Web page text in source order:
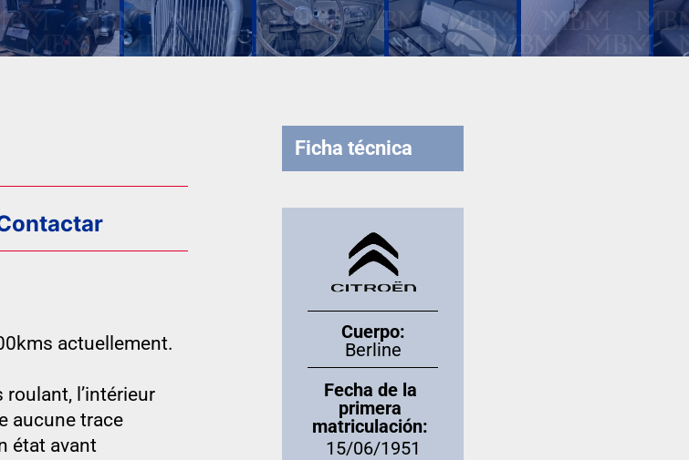
actuellement.
l’intérieur
aucune trace
état avant
Ficha técnica
Cuerpo:
Berline
Fecha de la
primera
matriculación:
15/06/1951